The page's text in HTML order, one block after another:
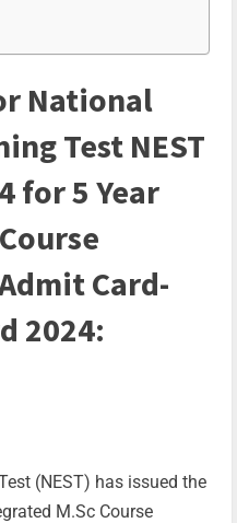
National
Test NEST
for 5 Year
Card-
2024:
(NEST) has issued the
M.Sc Course